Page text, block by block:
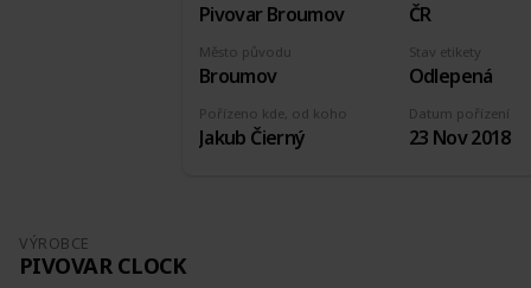
Pivovar Broumov ČR
Pořízeno kde, od koho
Jakub Čierný
Stav etikety
Odlepená
Datum pořízení
23 Nov 2018
Město původu
Broumov
VÝROBCE
PIVOVAR CLOCK